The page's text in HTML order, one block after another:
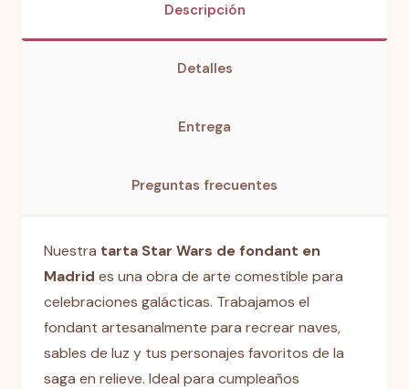
Descripción
Detalles
Entrega
Preguntas frecuentes
Nuestra tarta Star Wars de fondant en
Madrid es una obra de arte comestible para
celebraciones galácticas. Trabajamos el
fondant artesanalmente para recrear naves,
sables de luz y tus personajes favoritos de la
saga en relieve. Ideal para cumpleaños